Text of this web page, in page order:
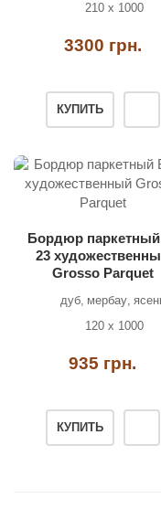
210 х 1000
3300 грн.
КУПИТЬ
Бордюр
23
Grosso Parquet
дуб мербау
120 х 1000
935 грн.
КУПИТЬ